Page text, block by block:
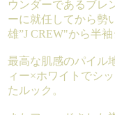
ウンダーであるブレ
ーに就任してから勢
雄”J CREW"から半袖
最高な肌感のパイル
ィー×ホワイトでシ
たルック。